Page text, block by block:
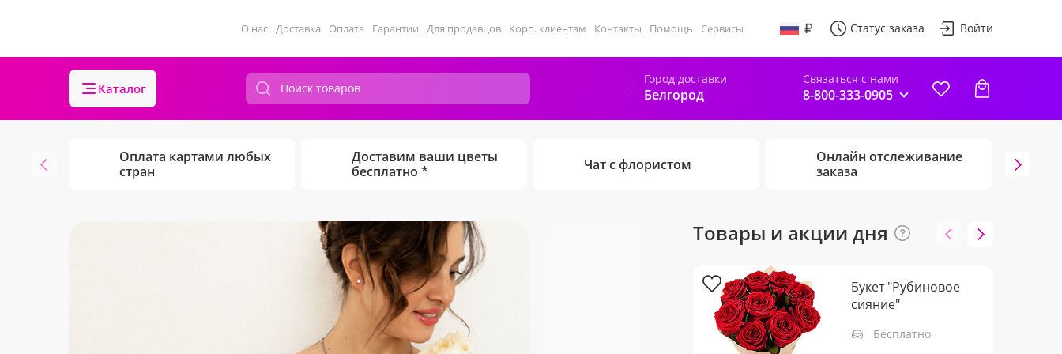
О нас Доставка Оплата Гарантии Для продавцов Корп. клиентам Контакты Помощь Сервисы Статус заказа Войти
Каталог
Город доставки
Белгород
Связаться с нами
8-800-333-0905
Оплата картами любых
стран
Доставим ваши цветы
бесплатно *
Чат с флористом
Онлайн отслеживание
заказа
Товары и акции дня
Букет "Рубиновое
сияние"
Бесплатно